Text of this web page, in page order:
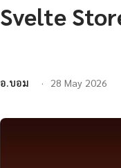
Svelte
อ.บอม 28 May 2026